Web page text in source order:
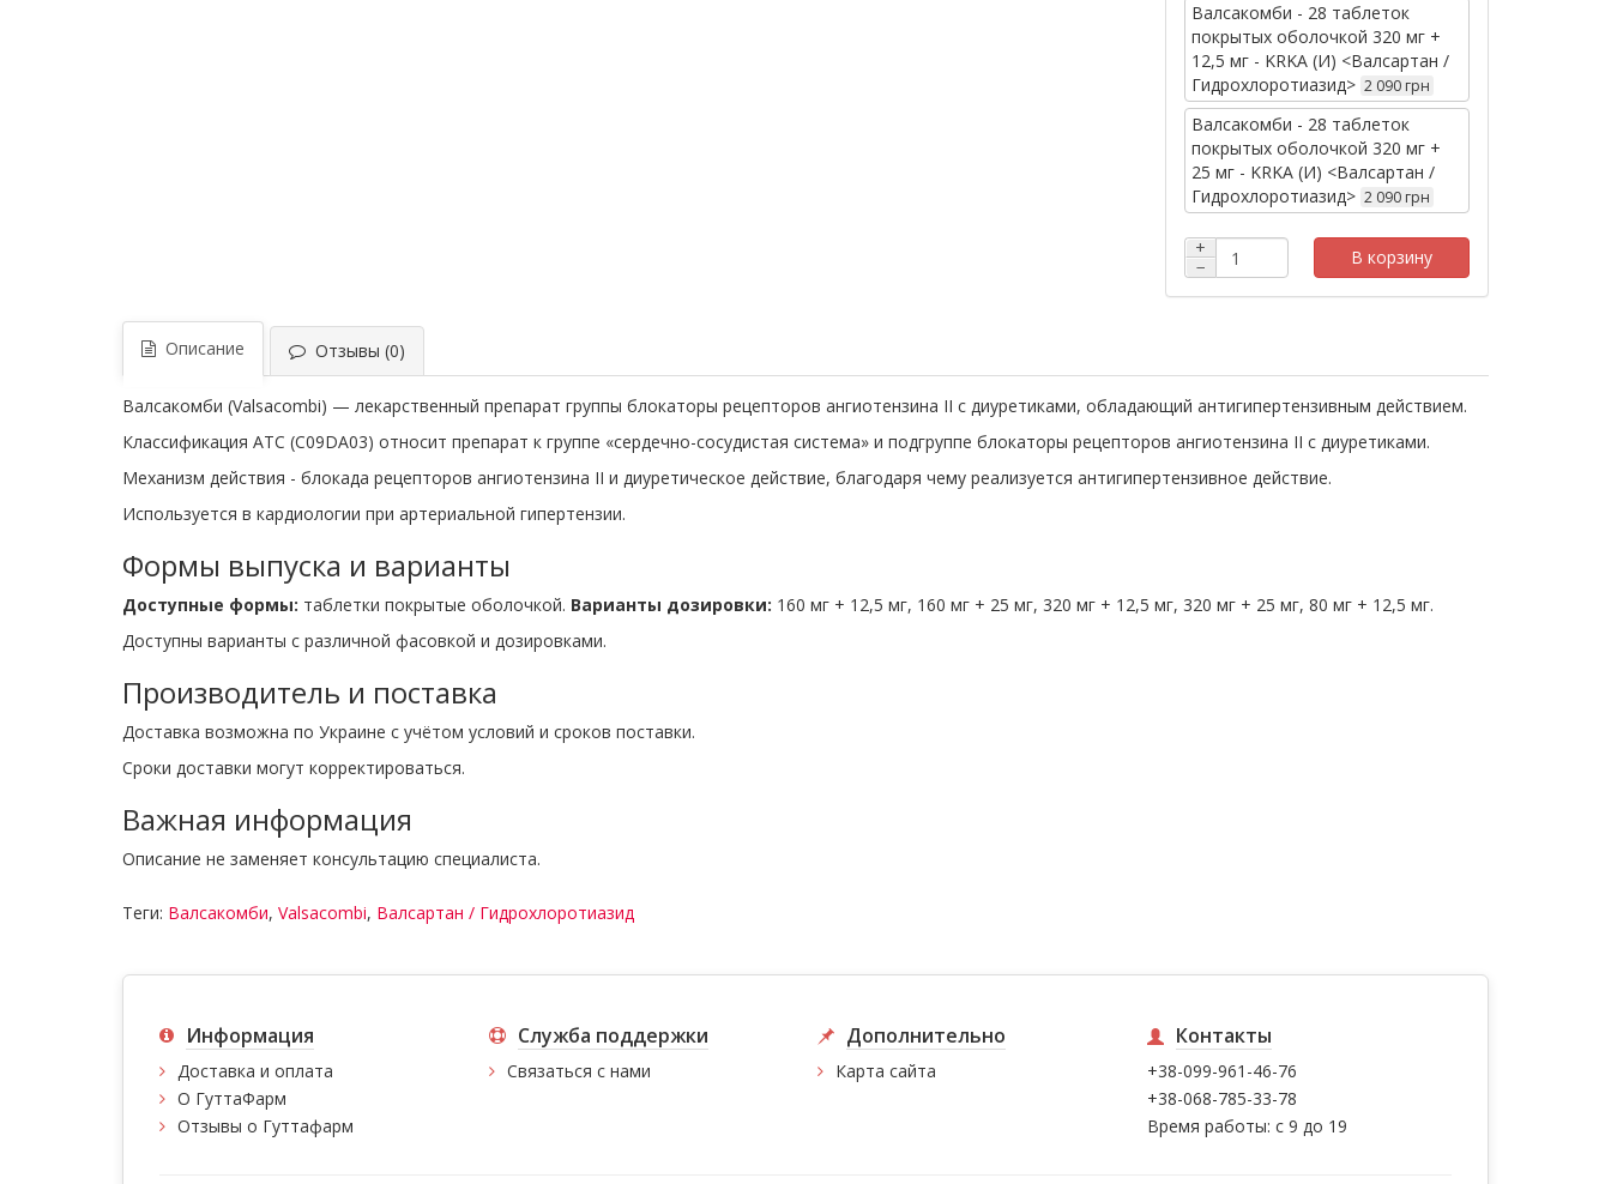
Валсакомби - 28 таблеток
покрытых оболочкой 320 мг +
12,5 мг - KRKA (И) <Валсартан /
Гидрохлоротиазид> 2 090 грн
Валсакомби - 28 таблеток
покрытых оболочкой 320 мг +
25 мг - KRKA (И) <Валсартан /
Гидрохлоротиазид> 2 090 грн
+
−
В корзину
Описание Отзывы (0)
Валсакомби (Valsacombi) — лекарственный препарат группы блокаторы рецепторов ангиотензина II с диуретиками, обладающий антигипертензивным действием.
Классификация ATC (C09DA03) относит препарат к группе «сердечно-сосудистая система» и подгруппе блокаторы рецепторов ангиотензина II с диуретиками.
Механизм действия - блокада рецепторов ангиотензина II и диуретическое действие, благодаря чему реализуется антигипертензивное действие.
Используется в кардиологии при артериальной гипертензии.
Формы выпуска и варианты
Доступные формы: таблетки покрытые оболочкой. Варианты дозировки: 160 мг + 12,5 мг, 160 мг + 25 мг, 320 мг + 12,5 мг, 320 мг + 25 мг, 80 мг + 12,5 мг.
Доступны варианты с различной фасовкой и дозировками.
Производитель и поставка
Доставка возможна по Украине с учётом условий и сроков поставки.
Сроки доставки могут корректироваться.
Важная информация
Описание не заменяет консультацию специалиста.
Теги: Валсакомби, Valsacombi, Валсартан / Гидрохлоротиазид
Информация
Доставка и оплата
О ГуттаФарм
Отзывы о Гуттафарм
Служба поддержки
Связаться с нами
Дополнительно
Карта сайта
Контакты
+38-099-961-46-76
+38-068-785-33-78
Время работы: с 9 до 19